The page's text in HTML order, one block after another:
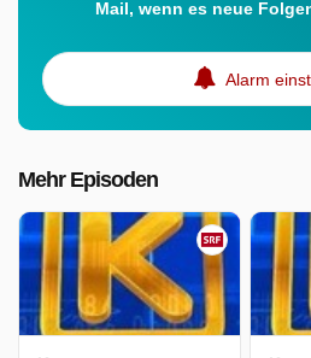
Mail, wenn es neue
Alarm
Mehr Episoden